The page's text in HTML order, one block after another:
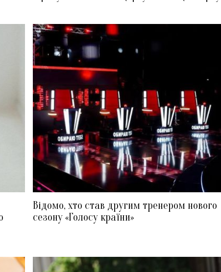
Відомо, хто став другим тренером нового
сезону «Голосу країни»